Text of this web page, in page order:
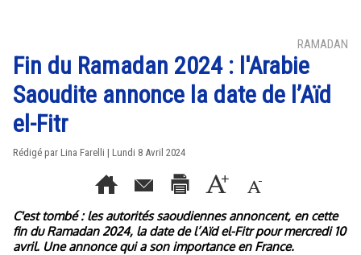
RAMADAN
Fin du Ramadan 2024 : l'Arabie
Saoudite annonce la date de l’Aïd
el-Fitr
Rédigé par Lina Farelli | Lundi 8 Avril 2024
C'est tombé : les autorités saoudiennes annoncent, en cette
fin du Ramadan 2024, la date de l’Aïd el-Fitr pour mercredi 10
avril. Une annonce qui a son importance en France.